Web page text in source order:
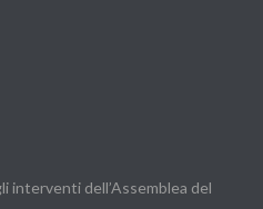
interventi dell’Assemblea del